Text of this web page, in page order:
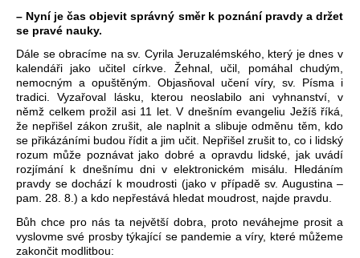
– Nyní je čas objevit správný směr k poznání pravdy a držet
se pravé nauky.
Dále se obracíme na sv. Cyrila Jeruzalémského, který je dnes v
kalendáři jako učitel církve. Žehnal, učil, pomáhal chudým,
nemocným a opuštěným. Objasňoval učení víry, sv. Písma i
tradici. Vyzařoval lásku, kterou neoslabilo ani vyhnanství, v
němž celkem prožil asi 11 let. V dnešním evangeliu Ježíš říká,
že nepřišel zákon zrušit, ale naplnit a slibuje odměnu těm, kdo
se přikázáními budou řídit a jim učit. Nepřišel zrušit to, co i lidský
rozum může poznávat jako dobré a opravdu lidské, jak uvádí
rozjímání k dnešnímu dni v elektronickém misálu. Hledáním
pravdy se dochází k moudrosti (jako v případě sv. Augustina –
pam. 28. 8.) a kdo nepřestává hledat moudrost, najde pravdu.
Bůh chce pro nás ta největší dobra, proto neváhejme prosit a
vyslovme své prosby týkající se pandemie a víry, které můžeme
zakončit modlitbou: